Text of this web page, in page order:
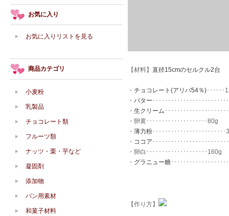
【材料】 直径15cmのセルクル2台
・ チョコレート(アリバ54％)･･････
・ バター ････････････････････････
・ 生クリーム ････････････････････
・卵黄････････････････････80g
・ 薄力粉････････････････････････
・ ココア ････････････････････････
・卵白････････････････････160g
・ グラニュー糖･･････････････････
【作り方】
お気に入り
お気に入りリストを見る
商品カテゴリ
小麦粉
乳製品
チョコレート類
フルーツ類
ナッツ・栗・芋など
凝固剤
添加物
パン用素材
和菓子材料